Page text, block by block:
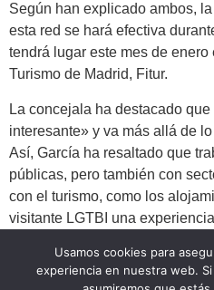
Según han explicado ambos,
esta red se hará efectiva
tendrá lugar este mes de
Turismo de Madrid, Fitur.
La concejala ha destacado
interesante» y va más allá de
Así, García ha resaltado que
públicas, pero también con
con el turismo, como los
visitante LGTBI una
Ofrecerá formación
Además, gracias al paraguas
Usamos cookies para
experiencia en nuestra web.